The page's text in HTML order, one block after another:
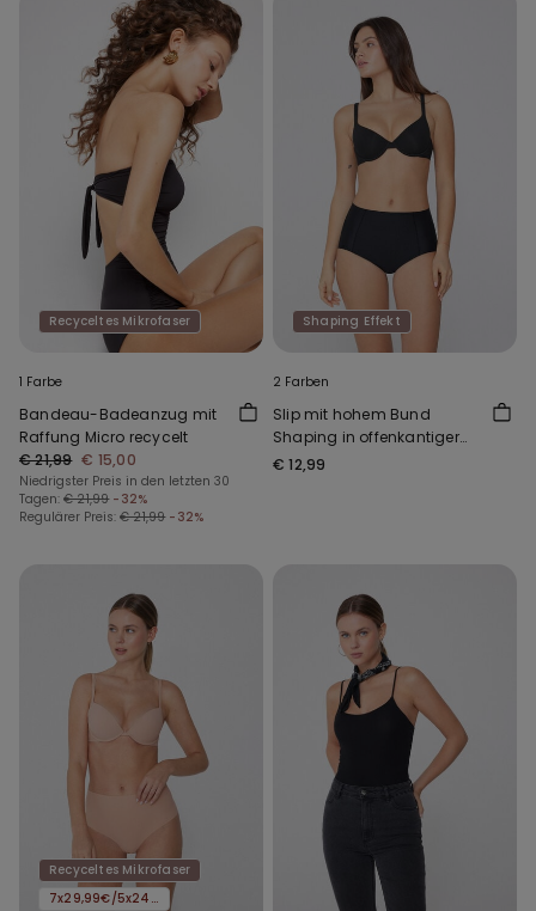
Recyceltes Mikrofaser
1 Farbe
Bandeau-Badeanzug mit
Raffung Micro recycelt
€ 21,99 € 15,00
Niedrigster Preis in den letzten 30
Tagen: € 21,99 -32%
Regulärer Preis: € 21,99 -32%
Shaping Effekt
2 Farben
Slip mit hohem Bund
Shaping in offenkantiger
Verarbeitung
€ 12,99
Recyceltes Mikrofaser
7x29,99€/5x24,99€/3x16,99€